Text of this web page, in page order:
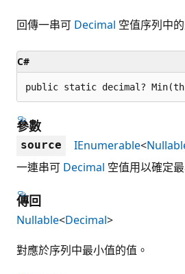
回傳一串可 Decimal 空值序列中
C#
public static decimal?
參數
source IEnumerable<
一連串可 Decimal 空值用以確定
傳回
Nullable<Decimal>
對應於序列中最小值的值。